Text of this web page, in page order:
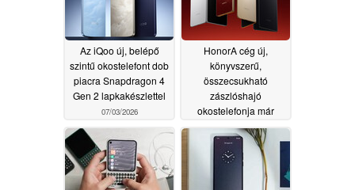
Az iQoo új, belépő
szintű okostelefont dob
piacra Snapdragon 4
Gen 2 lapkakészlettel
07/03/2026
HonorA cég új,
könyvszerű,
összecsukható
zászlóshajó
okostelefonja már
Európában is kapható
07/01/2026